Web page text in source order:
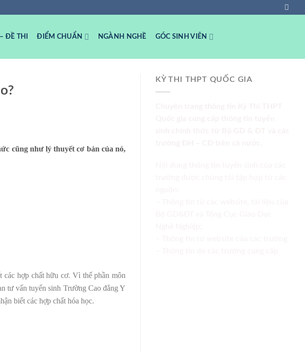
ĐỀ THI ĐIỂM CHUẨN NGÀNH NGHỀ GÓC SINH VIÊN
cũng như lý thuyết cơ bản của nó,
hợp chất hữu cơ. Vì thế phần môn
tư vấn tuyển sinh Trường Cao đẳng Y
biết các hợp chất hóa học.
KỲ THI THPT QUỐC GIA